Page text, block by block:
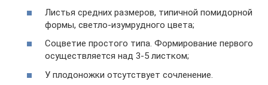
Листья средних размеров, типичной помидорной
формы, светло-изумрудного цвета;
Соцветие простого типа. Формирование первого
осуществляется над 3-5 листком;
У плодоножки отсутствует сочленение.